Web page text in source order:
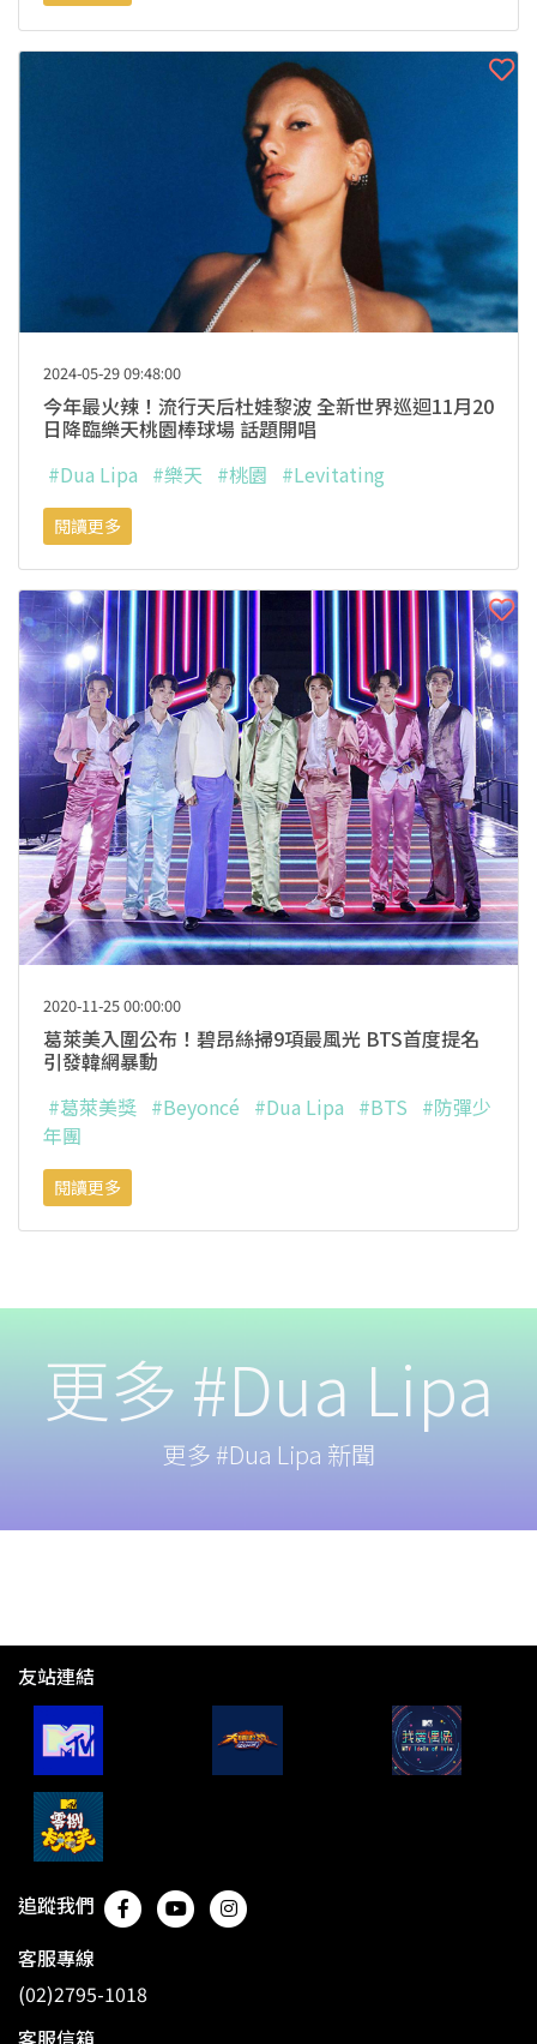
2024-05-29 09:48:00
今年最火辣！流行天后杜娃黎波 全新世界巡迴11月20
日降臨樂天桃園棒球場 話題開唱
#Dua Lipa #樂天 #桃園 #Levitating
閱讀更多
2020-11-25 00:00:00
葛萊美入圍公布！碧昂絲掃9項最風光 BTS首度提名
引發韓網暴動
#葛萊美獎 #Beyoncé #Dua Lipa #BTS #防彈少
年團
閱讀更多
更多 #Dua Lipa
更多 #Dua Lipa 新聞
友站連結
追蹤我們
客服專線
(02)2795-1018